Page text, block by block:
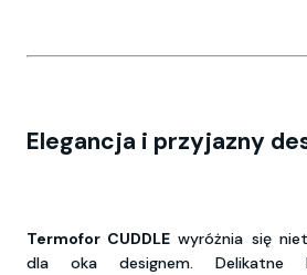
Elegancja i przyjazny
Termofor CUDDLE wyróżnia się
dla oka designem. Delikatne